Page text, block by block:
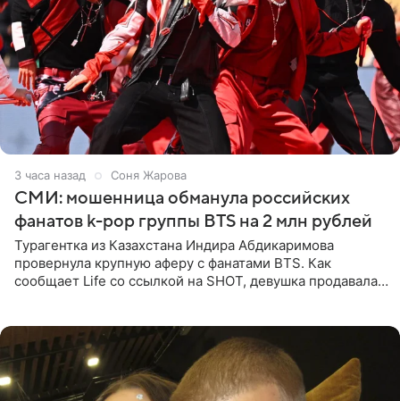
3 часа назад Соня Жарова
СМИ: мошенница обманула российских
фанатов k-pop группы BTS на 2 млн рублей
Турагентка из Казахстана Индира Абдикаримова
провернула крупную аферу с фанатами BTS. Как
сообщает Life со ссылкой на SHOT, девушка продавала